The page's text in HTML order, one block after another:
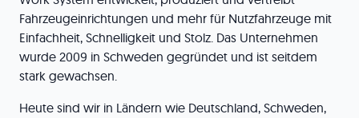
Fahrzeugeinrichtungen und mehr für Nutzfahrzeuge mit
Einfachheit, Schnelligkeit und Stolz. Das Unternehmen
wurde 2009 in Schweden gegründet und ist seitdem
stark gewachsen.
Heute sind wir in Ländern wie Deutschland, Schweden,